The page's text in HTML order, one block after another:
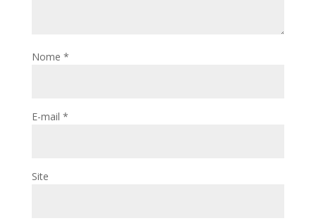
Nome *
E-mail *
Site